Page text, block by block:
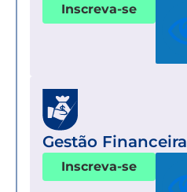
Inscreva-se
Gestão Financeira
Inscreva-se